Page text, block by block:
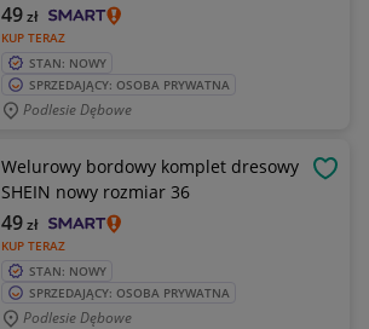
KUP TERAZ
49zł
STAN: NOWY
SPRZEDAJĄCY: OSOBA PRYWATNA
Podlesie Dębowe
Welurowy bordowy komplet dresowy
SHEIN nowy rozmiar 36
KUP TERAZ
49zł
STAN: NOWY
SPRZEDAJĄCY: OSOBA PRYWATNA
Podlesie Dębowe